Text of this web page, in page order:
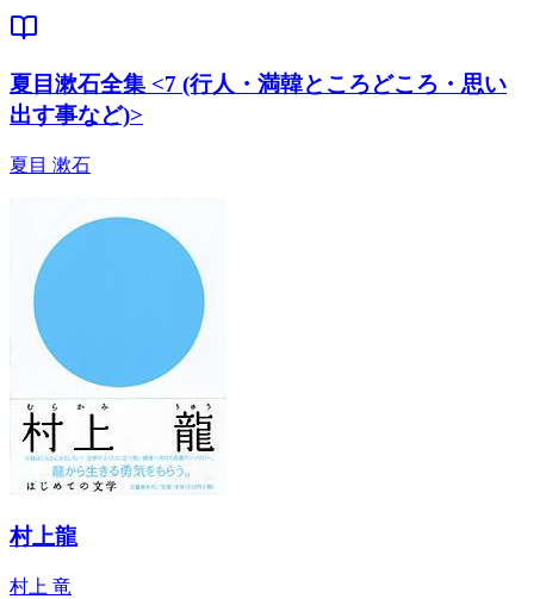
夏目漱石全集 <7 (行人・満韓ところどころ・思い
出す事など)>
夏目 漱石
村上龍
村上 竜